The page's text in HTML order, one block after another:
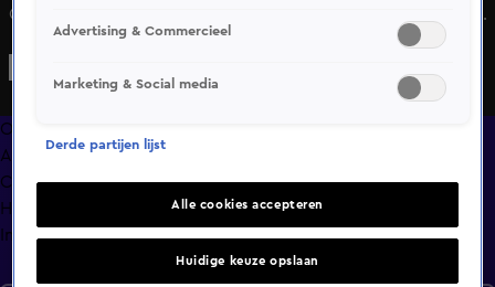
Colombiaanse jungle. Ronald de Boer neemt zijn dochters,
Demi en Maxime, en neefje Bowey mee. Frank Masmeijer
schoonzoon Stijn. Al snel worden de families gesplitst:
twee leden trekken de jungle in, terwijl de anderen
achterblijven op basecamp.
Overzicht
Afleveringen
Clips
Hoe is het nu met?
Info
Advertising & Commercieel
Marketing & Social media
Derde partijen lijst
Alle cookies accepteren
Huidige keuze opslaan